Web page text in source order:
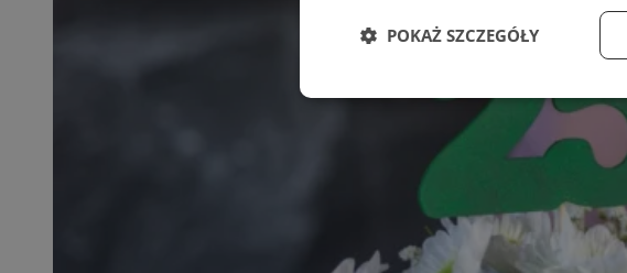
POKAŻ SZCZEGÓŁY
Niezbędne Wydajność
Niezbędne Wydajność